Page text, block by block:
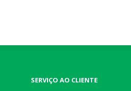
SERVIÇO AO CLIENTE